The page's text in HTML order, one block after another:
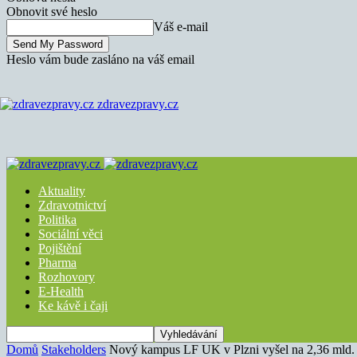
Obnovit své heslo
Váš e-mail
Heslo vám bude zasláno na váš email
zdravezpravy.cz
Aktuality
Zdravotnictví
Politika
Sociální věci
Pojištění
Pharma
Rozhovory
E-Health
Ke kávě i čaji
Domů Stakeholders Nový kampus LF UK v Plzni vyšel na 2,36